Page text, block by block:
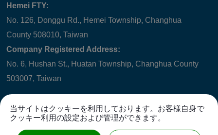
Hemei FTY:
No. 126, Donggu Rd., Hemei Township, Changhua
County 508010, Taiwan
Company Registered Address:
No. 6, Hushan St., Huatan Township, Changhua County
503007, Taiwan
当サイトはクッキーを利用しております。お客様自身で
クッキー利用の設定および管理ができます。